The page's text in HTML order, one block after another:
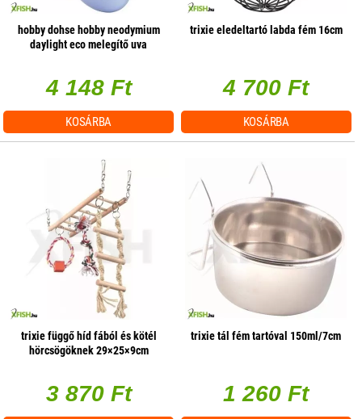
hobby dohse hobby neodymium
daylight eco melegítő uva
4 148 Ft
KOSÁRBA
trixie eledeltartó labda fém 16cm
4 700 Ft
KOSÁRBA
trixie függő híd fából és kötél
hörcsögöknek 29×25×9cm
3 870 Ft
trixie tál fém tartóval 150ml/7cm
1 260 Ft